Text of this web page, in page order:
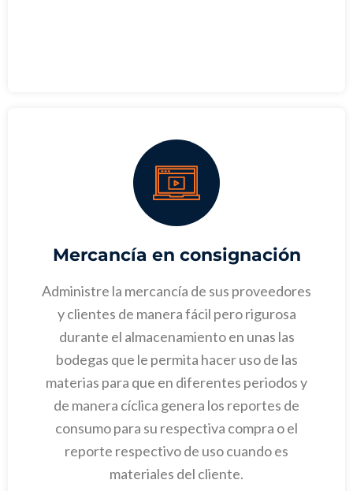
Mercancía en consignación
Administre la mercancía de sus proveedores
y clientes de manera fácil pero rigurosa
durante el almacenamiento en unas las
bodegas que le permita hacer uso de las
materias para que en diferentes periodos y
de manera cíclica genera los reportes de
consumo para su respectiva compra o el
reporte respectivo de uso cuando es
materiales del cliente.